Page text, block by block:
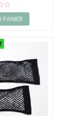
PANIER